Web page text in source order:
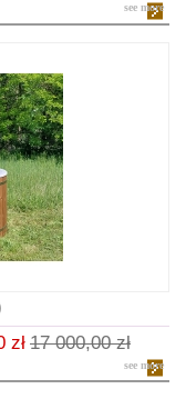
see more
zł 17 000,00 zł
see more